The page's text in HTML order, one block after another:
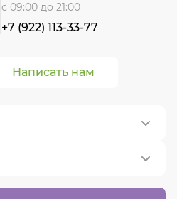
Написать нам
с 09:00 до 21:00
+7 (922) 113-33-77